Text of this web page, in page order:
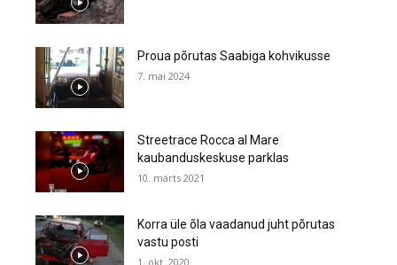
Proua põrutas Saabiga kohvikusse
7. mai 2024
Streetrace Rocca al Mare
kaubanduskeskuse parklas
10. märts 2021
Korra üle õla vaadanud juht põrutas
vastu posti
1. okt. 2020